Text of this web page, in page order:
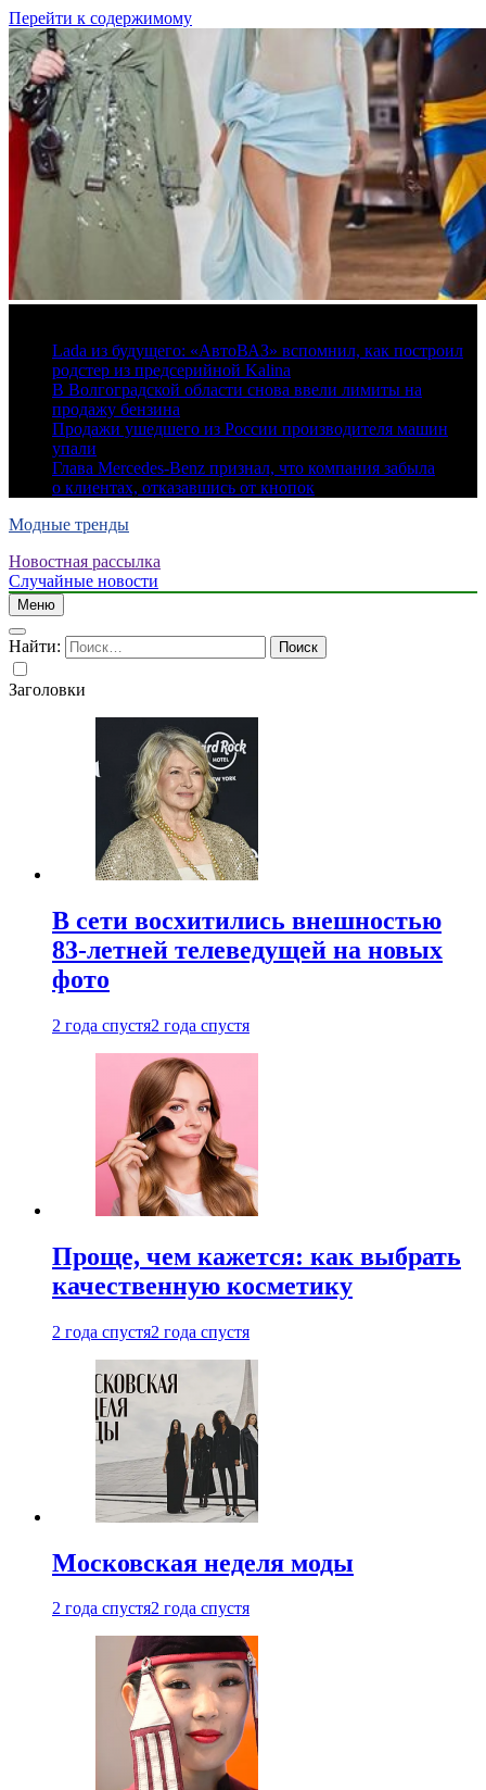
Перейти к содержимому
Lada из будущего: «АвтоВАЗ» вспомнил, как построил
родстер из предсерийной Kalina
В Волгоградской области снова ввели лимиты на
продажу бензина
Продажи ушедшего из России производителя машин
упали
Глава Mercedes-Benz признал, что компания забыла
о клиентах, отказавшись от кнопок
Модные тренды
Новостная рассылка
Случайные новости
Меню
Найти:
Заголовки
В сети восхитились внешностью
83-летней телеведущей на новых
фото
2 года спустя2 года спустя
Проще, чем кажется: как выбрать
качественную косметику
2 года спустя2 года спустя
Московская неделя моды
2 года спустя2 года спустя